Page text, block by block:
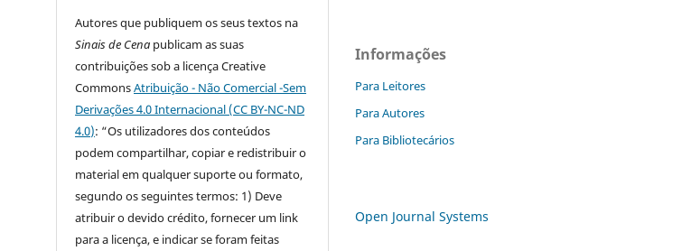
Autores que publiquem os seus textos na
Sinais de Cena publicam as suas
contribuições sob a licença Creative
CommonsAtribuição - Não Comercial -Sem
Derivações 4.0 Internacional (CC BY-NC-ND
4.0): “Os utilizadores dos conteúdos
podem compartilhar, copiar e redistribuir o
material em qualquer suporte ou formato,
segundo os seguintes termos: 1) Deve
atribuir o devido crédito, fornecer um link
para a licença, e indicar se foram feitas
Informações
Para Leitores
Para Autores
Para Bibliotecários
Open Journal Systems